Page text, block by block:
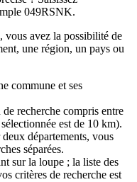
049RSNK.
vous avez la possibilité de
une région, un pays ou
commune et ses
recherche compris entre
est de 10 km).
départements, vous
séparées.
sur la loupe ; la liste des
critères de recherche est